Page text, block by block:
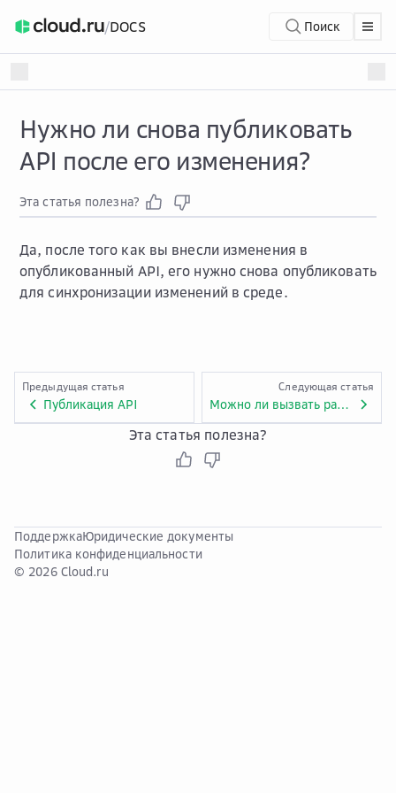
/DOCS Поиск
Нужно ли снова публиковать
API после его изменения?
Эта статья полезна?
Да, после того как вы внесли изменения в
опубликованный API, его нужно снова опубликовать
для синхронизации изменений в среде.
Предыдущая статья
Публикация API
Следующая статья
Можно ли вызвать разные бэкенды, публикуя API в разных средах?
Эта статья полезна?
ПоддержкаЮридические документы
Политика конфиденциальности
© 2026 Cloud.ru